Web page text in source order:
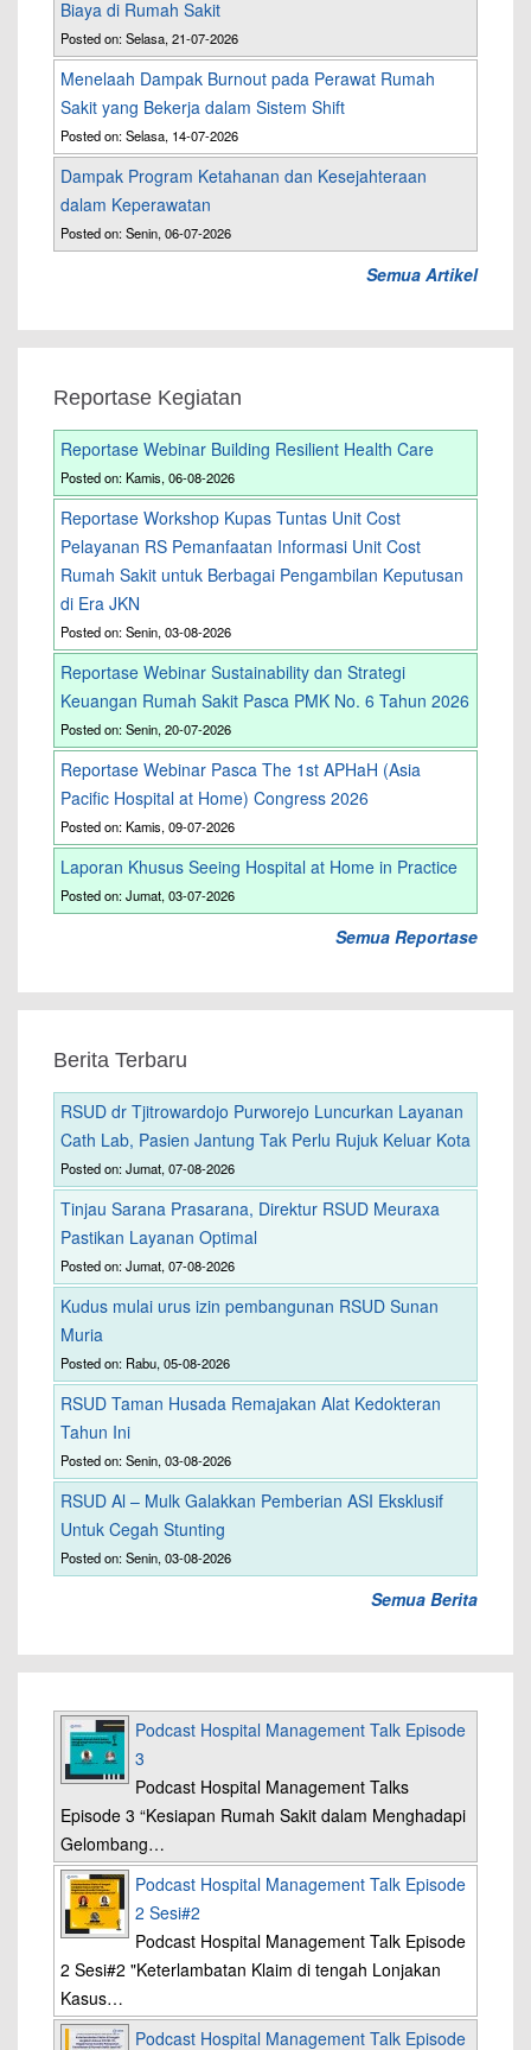
Biaya di Rumah Sakit
Posted on: Selasa, 21-07-2026
Menelaah Dampak Burnout pada Perawat Rumah
Sakit yang Bekerja dalam Sistem Shift
Posted on: Selasa, 14-07-2026
Dampak Program Ketahanan dan Kesejahteraan
dalam Keperawatan
Posted on: Senin, 06-07-2026
Semua Artikel
Reportase Kegiatan
Reportase Webinar Building Resilient Health Care
Posted on: Kamis, 06-08-2026
Reportase Workshop Kupas Tuntas Unit Cost
Pelayanan RS Pemanfaatan Informasi Unit Cost
Rumah Sakit untuk Berbagai Pengambilan Keputusan
di Era JKN
Posted on: Senin, 03-08-2026
Reportase Webinar Sustainability dan Strategi
Keuangan Rumah Sakit Pasca PMK No. 6 Tahun 2026
Posted on: Senin, 20-07-2026
Reportase Webinar Pasca The 1st APHaH (Asia
Pacific Hospital at Home) Congress 2026
Posted on: Kamis, 09-07-2026
Laporan Khusus Seeing Hospital at Home in Practice
Posted on: Jumat, 03-07-2026
Semua Reportase
Berita Terbaru
RSUD dr Tjitrowardojo Purworejo Luncurkan Layanan
Cath Lab, Pasien Jantung Tak Perlu Rujuk Keluar Kota
Posted on: Jumat, 07-08-2026
Tinjau Sarana Prasarana, Direktur RSUD Meuraxa
Pastikan Layanan Optimal
Posted on: Jumat, 07-08-2026
Kudus mulai urus izin pembangunan RSUD Sunan
Muria
Posted on: Rabu, 05-08-2026
RSUD Taman Husada Remajakan Alat Kedokteran
Tahun Ini
Posted on: Senin, 03-08-2026
RSUD Al – Mulk Galakkan Pemberian ASI Eksklusif
Untuk Cegah Stunting
Posted on: Senin, 03-08-2026
Semua Berita
Podcast Hospital Management Talk Episode
3
Podcast Hospital Management Talks
Episode 3 “Kesiapan Rumah Sakit dalam Menghadapi
Gelombang…
Podcast Hospital Management Talk Episode
2 Sesi#2
Podcast Hospital Management Talk Episode
2 Sesi#2 "Keterlambatan Klaim di tengah Lonjakan
Kasus…
Podcast Hospital Management Talk Episode